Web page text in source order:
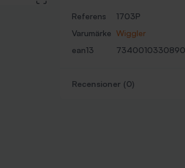
Referens
1703P
Varumärke Wiggler
ean13
7340010330890
Recensioner (0)